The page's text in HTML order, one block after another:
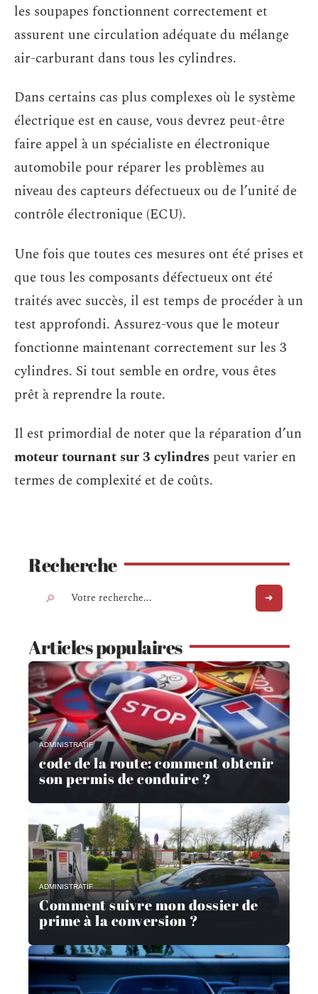
les soupapes fonctionnent correctement et
assurent une circulation adéquate du mélange
air-carburant dans tous les cylindres.
Dans certains cas plus complexes où le système
électrique est en cause, vous devrez peut-être
faire appel à un spécialiste en électronique
automobile pour réparer les problèmes au
niveau des capteurs défectueux ou de l’unité de
contrôle électronique (ECU).
Une fois que toutes ces mesures ont été prises et
que tous les composants défectueux ont été
traités avec succès, il est temps de procéder à un
test approfondi. Assurez-vous que le moteur
fonctionne maintenant correctement sur les 3
cylindres. Si tout semble en ordre, vous êtes
prêt à reprendre la route.
Il est primordial de noter que la réparation d’un
moteur tournant sur 3 cylindres peut varier en
termes de complexité et de coûts.
Recherche
Articles populaires
ADMINISTRATIF
code de la route: comment obtenir
son permis de conduire ?
ADMINISTRATIF
Comment suivre mon dossier de
prime à la conversion ?